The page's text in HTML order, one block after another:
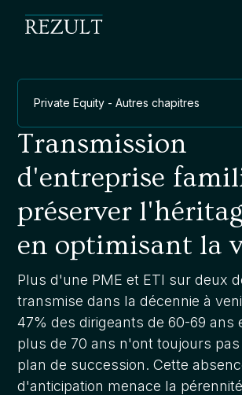
Private Equity - Autres chapitres
Transmission
d'entreprise
préserver
en optimisant la
Plus d'une PME et ETI sur deux
transmise dans la décennie à
47% des dirigeants de 60-69 ans
plus de 70 ans n'ont toujours
plan de succession. Cette
d'anticipation menace la